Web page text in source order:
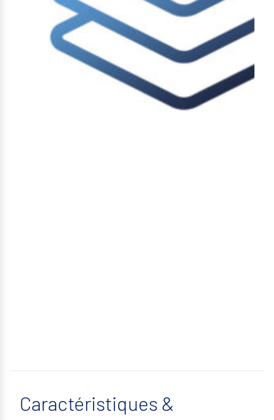
Caractéristiques &